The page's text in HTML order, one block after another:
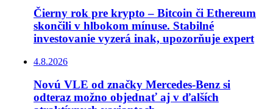
Čierny rok pre krypto – Bitcoin či Ethereum
skončili v hlbokom mínuse. Stabilné
investovanie vyzerá inak, upozorňuje expert
4.8.2026
Novú VLE od značky Mercedes-Benz si
odteraz možno objednať aj v ďalších